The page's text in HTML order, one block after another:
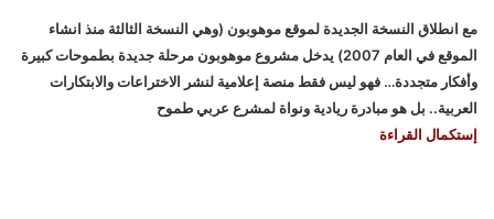
ل
ث
ة
ع
ش
ر
مع انطلاق النسخة الجديدة لموقع موهوبون (وهي النسخة الثالثة منذ انشاء
الموقع في العام 2007) يدخل مشروع موهوبون مرحلة جديدة بطموحات كبيرة
وأفكار متجددة… فهو ليس فقط منصة إعلامية لنشر الاختراعات والابتكارات
العربية.. بل هو مبادرة ريادية ونواة لمشرع عربي طموح
إستكمال القراءة